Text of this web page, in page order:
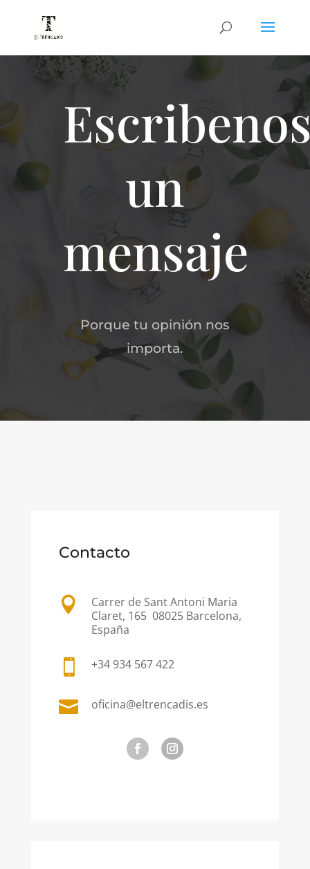
un
mensaje
Porque tu opinión nos
importa.
Contacto

Carrer de Sant Antoni Maria
Claret, 165 08025 Barcelona,
España
 +34 934 567 422
 oficina@eltrencadis.es